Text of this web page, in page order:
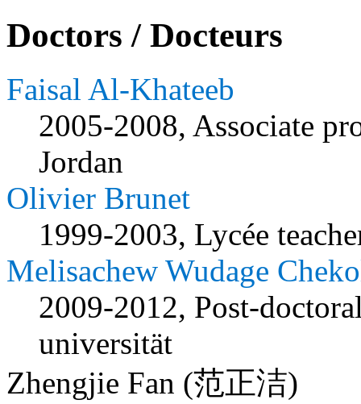
Doctors / Docteurs
Faisal Al-Khateeb
2005-2008, Associate
Jordan
Olivier Brunet
1999-2003, Lycée
Melisachew Wudage
2009-2012, Post-
universität
Zhengjie Fan (范正洁)